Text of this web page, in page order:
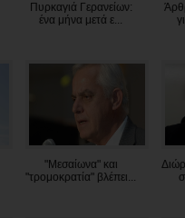
Πυρκαγιά Γερανείων:
ένα μήνα μετά ε...
"Μεσαίωνα" και
"τρομοκρατία" βλέπει...